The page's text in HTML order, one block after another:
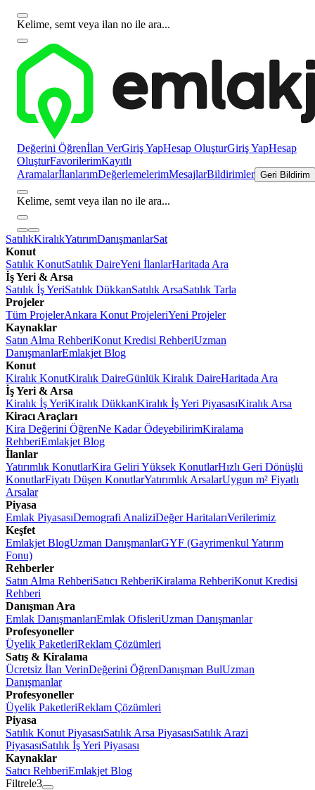
Kelime, semt veya ilan no ile ara...
Değerini Öğrenİlan VerGiriş YapHesap OluşturGiriş YapHesap
OluşturFavorilerimKayıtlı
AramalarİlanlarımDeğerlemelerimMesajlarBildirimler Geri Bildirim
Kelime, semt veya ilan no ile ara...
SatılıkKiralıkYatırımDanışmanlarSat
Konut
Satılık KonutSatılık DaireYeni İlanlarHaritada Ara
İş Yeri & Arsa
Satılık İş YeriSatılık DükkanSatılık ArsaSatılık Tarla
Projeler
Tüm ProjelerAnkara Konut ProjeleriYeni Projeler
Kaynaklar
Satın Alma RehberiKonut Kredisi RehberiUzman
DanışmanlarEmlakjet Blog
Konut
Kiralık KonutKiralık DaireGünlük Kiralık DaireHaritada Ara
İş Yeri & Arsa
Kiralık İş YeriKiralık DükkanKiralık İş Yeri PiyasasıKiralık Arsa
Kiracı Araçları
Kira Değerini ÖğrenNe Kadar ÖdeyebilirimKiralama
RehberiEmlakjet Blog
İlanlar
Yatırımlık KonutlarKira Geliri Yüksek KonutlarHızlı Geri Dönüşlü
KonutlarFiyatı Düşen KonutlarYatırımlık ArsalarUygun m² Fiyatlı
Arsalar
Piyasa
Emlak PiyasasıDemografi AnaliziDeğer HaritalarıVerilerimiz
Keşfet
Emlakjet BlogUzman DanışmanlarGYF (Gayrimenkul Yatırım
Fonu)
Rehberler
Satın Alma RehberiSatıcı RehberiKiralama RehberiKonut Kredisi
Rehberi
Danışman Ara
Emlak DanışmanlarıEmlak OfisleriUzman Danışmanlar
Profesyoneller
Üyelik PaketleriReklam Çözümleri
Satış & Kiralama
Ücretsiz İlan VerinDeğerini ÖğrenDanışman BulUzman
Danışmanlar
Profesyoneller
Üyelik PaketleriReklam Çözümleri
Piyasa
Satılık Konut PiyasasıSatılık Arsa PiyasasıSatılık Arazi
PiyasasıSatılık İş Yeri Piyasası
Kaynaklar
Satıcı RehberiEmlakjet Blog
Filtrele3